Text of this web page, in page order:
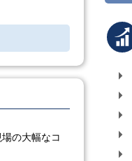
の大幅なコ